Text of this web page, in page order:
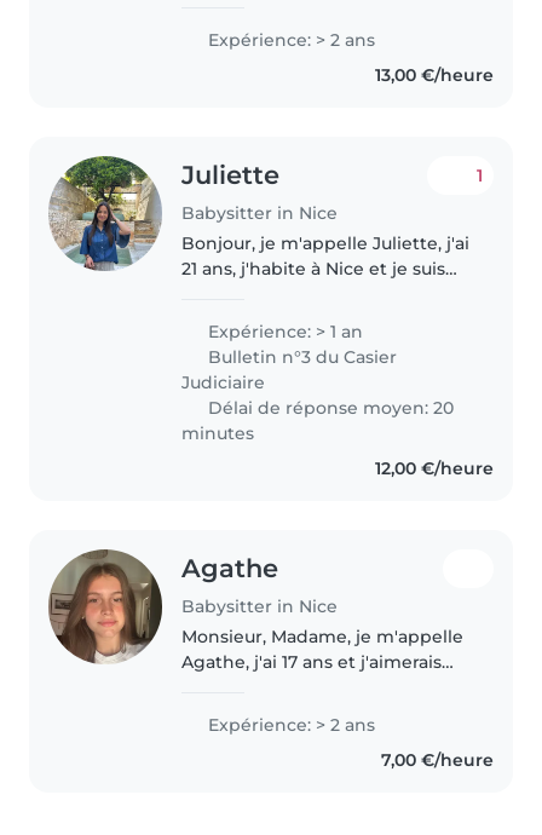
mon diplôme de premier
secours (psc1) J'ai un petit frere
Expérience: > 2 ans
13,00 €/heure
Juliette
Babysitter in Nice
1
Bonjour, je m'appelle Juliette, j'ai
21 ans, j'habite à Nice et je suis
hôtellerie. Depuis maintenant
trois ans, en dehors de mes
études et pendant mon temps..
Expérience: > 1 an
Bulletin n°3 du Casier
Judiciaire
Délai de réponse moyen: 20
minutes
12,00 €/heure
Agathe
Babysitter in Nice
Monsieur, Madame, je m'appelle
Agathe, j'ai 17 ans et j'aimerais
garde d'enfants durant l'été
principalement mais aussi
durant l'année scolaire en..
Expérience: > 2 ans
7,00 €/heure